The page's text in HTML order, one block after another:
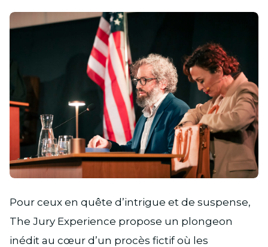
JPG
Pour ceux en quête d’intrigue et de suspense,
The Jury Experience propose un plongeon
inédit au cœur d’un procès fictif où les